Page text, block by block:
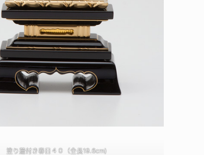
塗り蓮付き春日４０（全長19.6cm)